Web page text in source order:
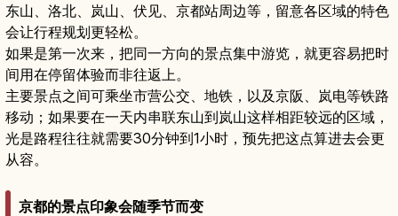
东山、洛北、岚山、伏见、京都站周边等，留意各区域的特色
会让行程规划更轻松。
如果是第一次来，把同一方向的景点集中游览，就更容易把时
间用在停留体验而非往返上。
主要景点之间可乘坐市营公交、地铁，以及京阪、岚电等铁路
移动；如果要在一天内串联东山到岚山这样相距较远的区域，
光是路程往往就需要30分钟到1小时，预先把这点算进去会更
从容。
京都的景点印象会随季节而变